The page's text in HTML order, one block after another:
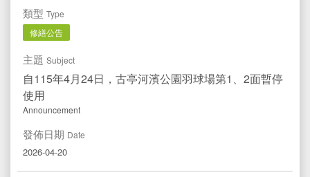
類型 Type
修繕公告
主題 Subject
自115年4月24日，古亭河濱公園羽球場第1、2面暫停
使用
Announcement
發佈日期 Date
2026-04-20